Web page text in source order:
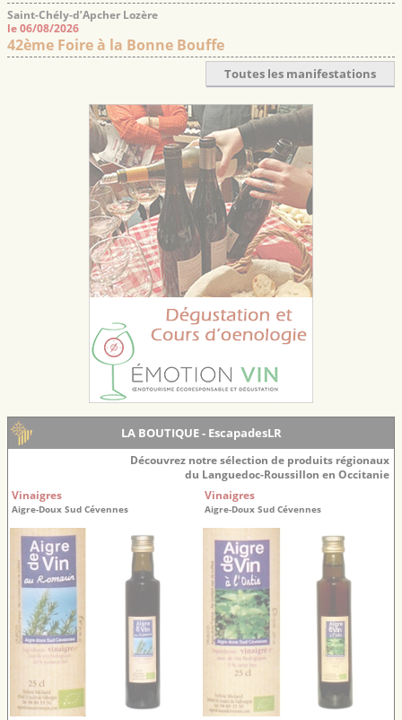
Saint-Chély-d’Apcher Lozère
le 06/08/2026
42ème Foire à la Bonne Bouffe
Toutes les manifestations
LA BOUTIQUE - EscapadesLR
Découvrez notre sélection de produits régionaux
du Languedoc-Roussillon en Occitanie
Vinaigres
Aigre-Doux Sud Cévennes
Vinaigres
Aigre-Doux Sud Cévennes